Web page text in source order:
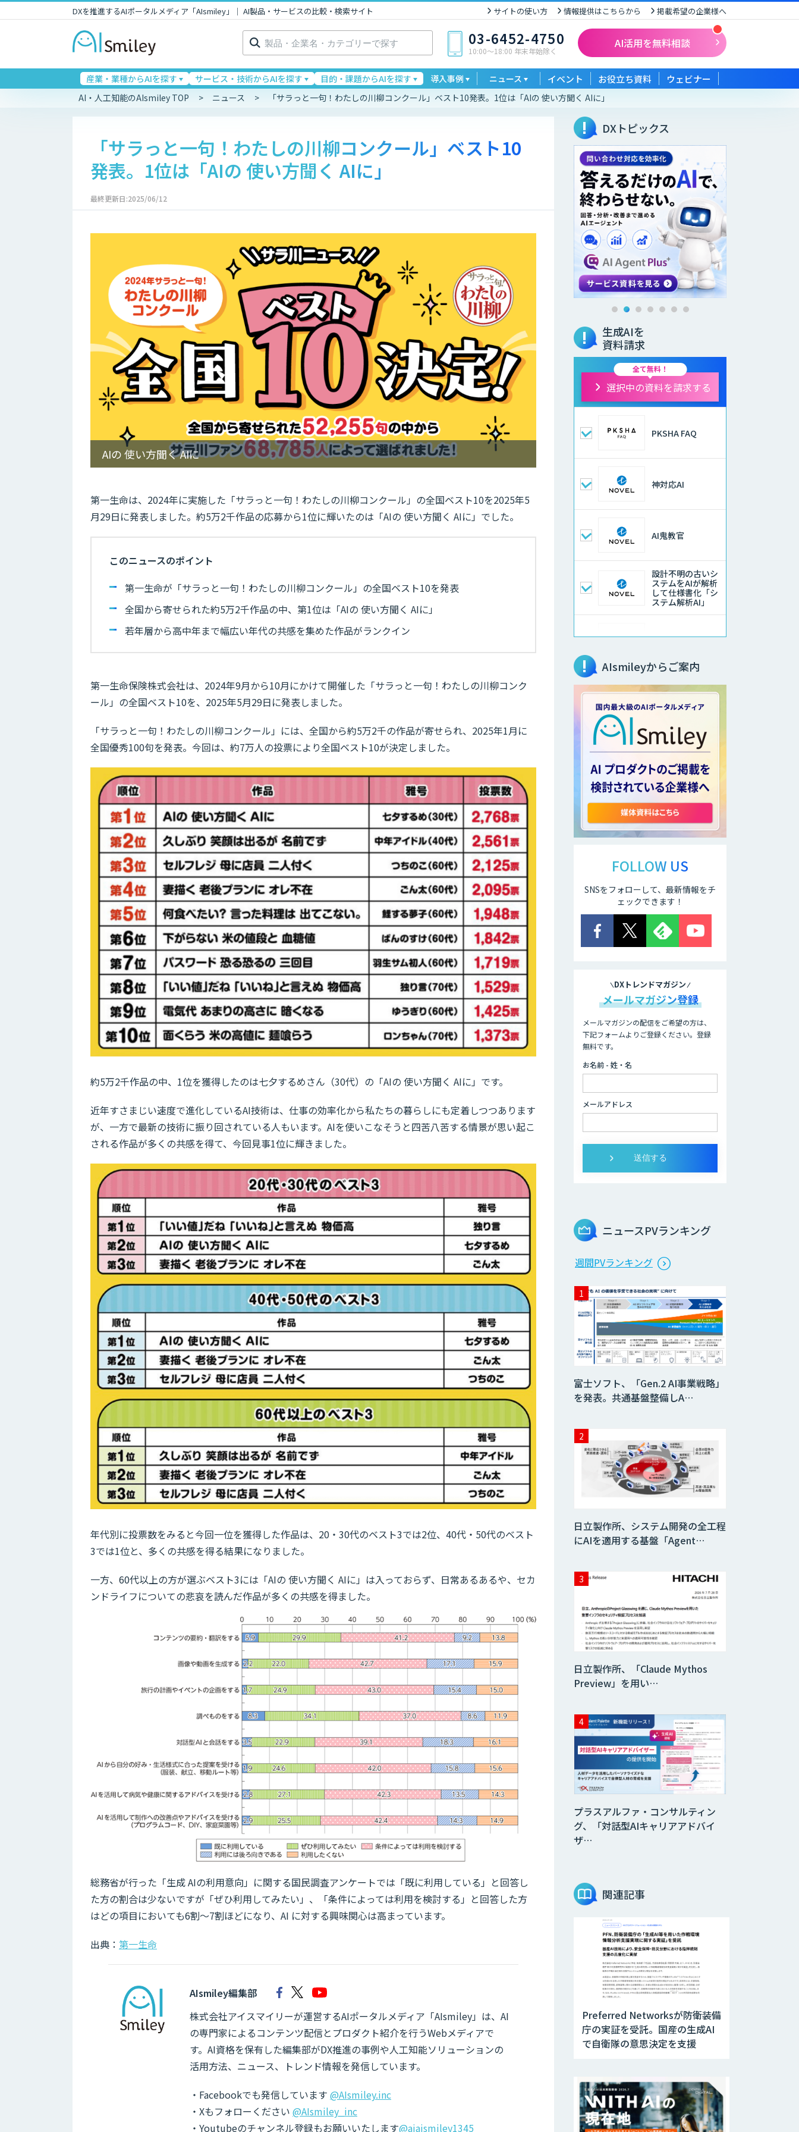
DXを推進するAIポータルメディア「AIsmiley」｜ AI製品・サービスの比較・検索サイト サイトの使い方 情報提供はこちらから 掲載希望の企業様へ
検
索: 03-6452-4750
10:00〜18:00 年末年始除く
AI活用を無料相談
産業・業種からAIを探す サービス・技術からAIを探す 目的・課題からAIを探す 導入事例 ニュース イベント お役立ち資料 ウェビナー
AI・人工知能のAIsmiley TOP ニュース 「サラっと一句！わたしの川柳コンクール」ベスト10発表。1位は「AIの 使い方聞く AIに」
「サラっと一句！わたしの川柳コンクール」ベスト10
発表。1位は「AIの 使い方聞く AIに」
最終更新日:2025/06/12
AIの 使い方聞く AIに
第一生命は、2024年に実施した「サラっと一句！わたしの川柳コンクール」の全国ベスト10を2025年5
月29日に発表しました。約5万2千作品の応募から1位に輝いたのは「AIの 使い方聞く AIに」でした。
このニュースのポイント
第一生命が「サラっと一句！わたしの川柳コンクール」の全国ベスト10を発表
全国から寄せられた約5万2千作品の中、第1位は「AIの 使い方聞く AIに」
若年層から高中年まで幅広い年代の共感を集めた作品がランクイン
第一生命保険株式会社は、2024年9月から10月にかけて開催した「サラっと一句！わたしの川柳コンク
ール」の全国ベスト10を、2025年5月29日に発表しました。
「サラっと一句！わたしの川柳コンクール」には、全国から約5万2千の作品が寄せられ、2025年1月に
全国優秀100句を発表。今回は、約7万人の投票により全国ベスト10が決定しました。
約5万2千作品の中、1位を獲得したのは七夕するめさん（30代）の「AIの 使い方聞く AIに」です。
近年すさまじい速度で進化しているAI技術は、仕事の効率化から私たちの暮らしにも定着しつつあります
が、一方で最新の技術に振り回されている人もいます。AIを使いこなそうと四苦八苦する情景が思い起こ
される作品が多くの共感を得て、今回見事1位に輝きました。
年代別に投票数をみると今回一位を獲得した作品は、20・30代のベスト3では2位、40代・50代のベスト
3では1位と、多くの共感を得る結果になりました。
一方、60代以上の方が選ぶベスト3には「AIの 使い方聞く AIに」は入っておらず、日常あるあるや、セカ
ンドライフについての悲哀を読んだ作品が多くの共感を得ました。
総務省が行った「生成 AIの利用意向」に関する国民調査アンケートでは「既に利用している」と回答し
た方の割合は少ないですが「ぜひ利用してみたい」、「条件によっては利用を検討する」と回答した方
はどの項目においても6割～7割ほどになり、AI に対する興味関心は高まっています。
出典： 第一生命
AIsmiley編集部
株式会社アイスマイリーが運営するAIポータルメディア「AIsmiley」は、AI
の専門家によるコンテンツ配信とプロダクト紹介を行うWebメディアで
す。AI資格を保有した編集部がDX推進の事例や人工知能ソリューションの
活用方法、ニュース、トレンド情報を発信しています。
・Facebookでも発信しています @AIsmiley.inc
・Xもフォローください @AIsmiley_inc
・Youtubeのチャンネル登録もお願いいたします@aiaismiley1345
DXトピックス
生成AIを
資料請求
全て無料！
選択中の資料を請求する
PKSHA FAQ
神対応AI
AI鬼教官
設計不明の古いシ
ステムをAIが解析
して仕様書化「シ
ステム解析AI」
LLMOチェキ
AIエージェント開
発支援
AIエンジニアアカ
デミー（バイブコ
ーディング研修）
aiDAPTIV+
ELYZA Works
JAPAN AI
KNOWLEDGE
医療文書作成を効
率化する生成
オーダーメイドAI
人材育成研修
データ分析/AI開
グ
イ）
Cabinet
AI/DX研修
AIコール
ログミーツ
powered by
GPT-4
レミスのAI導入支
援サービス
ブートキャンプ
データ分析エージ
ェント
き」コンサルティ
ングサービス
ロボット向け教師
データ収集・作成
SaaS・サブスク
向け収益管理プラ
ットフォーム「ソ
アスク」
JOINT AI Flow
byGMO
AIR-NEXUS
Acompany セキ
ュアチャット
AI価格調査ツール
Smapra
Agentsense
AIsmileyからご案内
FOLLOW US
SNSをフォローして、最新情報をチ
ェックできます！
DXトレンドマガジン
メールマガジン登録
メールマガジンの配信をご希望の方は、
下記フォームよりご登録ください。登録
無料です。
お名前 - 姓・名
メールアドレス
ニュースPVランキング
週間PVランキング
富士ソフト、「Gen.2 AI事業戦略」
を発表。共通基盤整備しA…
日立製作所、システム開発の全工程
にAIを適用する基盤「Agent…
日立製作所、「Claude Mythos
Preview」を用い…
プラスアルファ・コンサルティン
グ、「対話型AIキャリアアドバイ
ザ…
関連記事
Preferred Networksが防衛装備
庁の実証を受託。国産の生成AI
で自衛隊の意思決定を支援